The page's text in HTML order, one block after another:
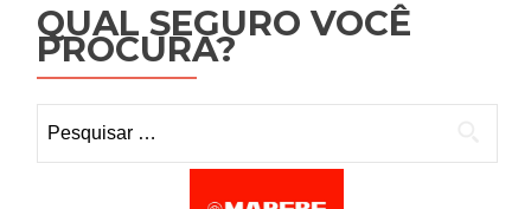
QUAL SEGURO VOCÊ
PROCURA?